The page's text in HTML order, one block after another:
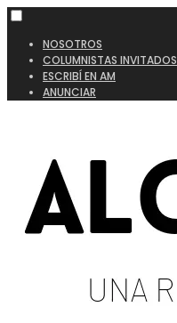
NOSOTROS
COLUMNISTAS INVITADOS
ESCRIBÍ EN AM
ANUNCIAR